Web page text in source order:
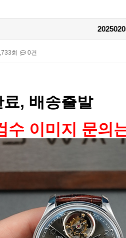
회 0건
료, 배송출발
수 이미지 문의